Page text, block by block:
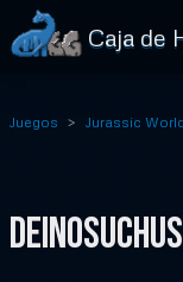
Caja de
Juegos Jurassic
DEINOSUCHUS